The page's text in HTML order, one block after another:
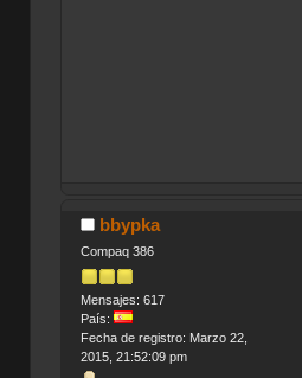
bbypka
Compaq 386
Mensajes: 617
País:
Fecha de registro: Marzo 22,
2015, 21:52:09 pm